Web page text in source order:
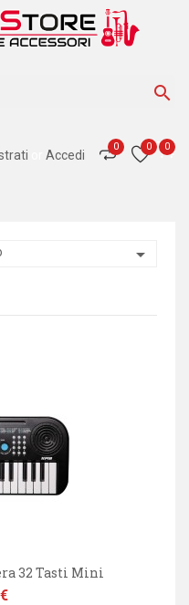

0
0
0
Accedi

32 Tasti Mini